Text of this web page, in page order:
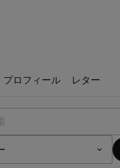
プロフィール レター